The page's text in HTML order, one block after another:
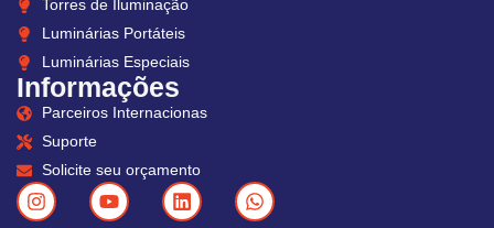
Torres de Iluminação
Luminárias Portáteis
Luminárias Especiais
Informações
Parceiros Internacionas
Suporte
Solicite seu orçamento